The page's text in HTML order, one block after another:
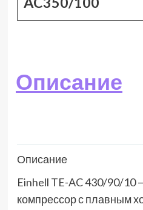
Описание
Описание
Einhell TE-AC 430/90/10
компрессор с плавным